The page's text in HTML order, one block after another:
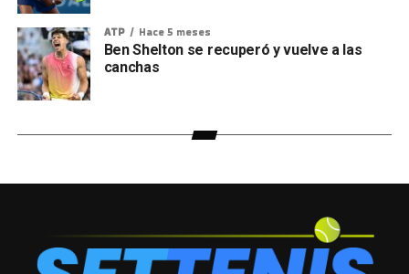
ATP Hace 5 meses
Ben Shelton se recuperó y vuelve a las
canchas